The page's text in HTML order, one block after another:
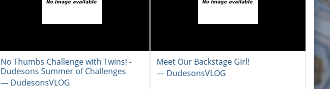
No Thumbs Challenge with Twins! -
Dudesons Summer of Challenges
― DudesonsVLOG
Meet Our Backstage Girl!
― DudesonsVLOG